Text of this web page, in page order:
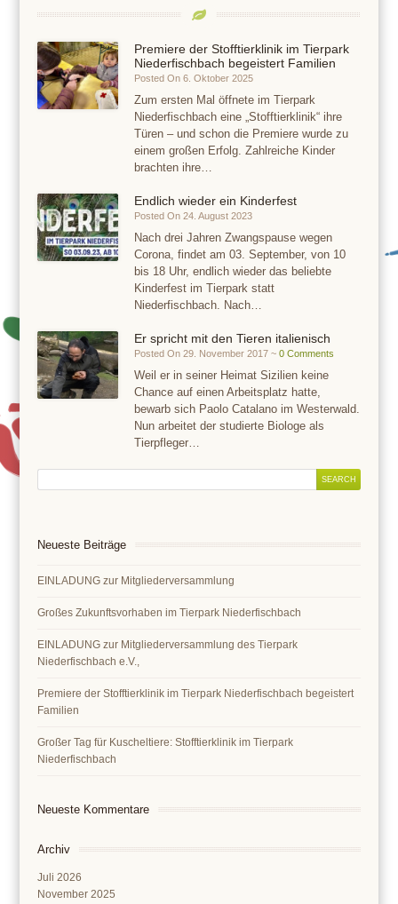
Premiere der Stofftierklinik im Tierpark
Niederfischbach begeistert Familien
Posted On 6. Oktober 2025
Zum ersten Mal öffnete im Tierpark
Niederfischbach eine „Stofftierklinik“ ihre
Türen – und schon die Premiere wurde zu
einem großen Erfolg. Zahlreiche Kinder
brachten ihre…
Endlich wieder ein Kinderfest
Posted On 24. August 2023
Nach drei Jahren Zwangspause wegen
Corona, findet am 03. September, von 10
bis 18 Uhr, endlich wieder das beliebte
Kinderfest im Tierpark statt
Niederfischbach. Nach…
Er spricht mit den Tieren italienisch
Posted On 29. November 2017 ~0 Comments
Weil er in seiner Heimat Sizilien keine
Chance auf einen Arbeitsplatz hatte,
bewarb sich Paolo Catalano im Westerwald.
Nun arbeitet der studierte Biologe als
Tierpfleger…
Neueste Beiträge
EINLADUNG zur Mitgliederversammlung
Großes Zukunftsvorhaben im Tierpark Niederfischbach
EINLADUNG zur Mitgliederversammlung des Tierpark
Niederfischbach e.V.,
Premiere der Stofftierklinik im Tierpark Niederfischbach begeistert
Familien
Großer Tag für Kuscheltiere: Stofftierklinik im Tierpark
Niederfischbach
Neueste Kommentare
Archiv
Juli 2026
November 2025